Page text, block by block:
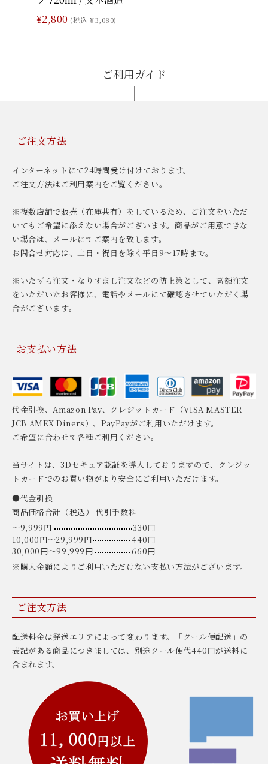
¥2,800 (税込 ¥3,080)
ご利用ガイド
ご注文方法
インターネットにて24時間受け付けております。
ご注文方法はご利用案内をご覧ください。
※複数店舗で販売（在庫共有）をしているため、ご注文をいただ
いてもご希望に添えない場合がございます。商品がご用意できな
い場合は、メールにてご案内を致します。
お問合せ対応は、土日・祝日を除く平日9〜17時まで。
※いたずら注文・なりすまし注文などの防止策として、高額注文
をいただいたお客様に、電話やメールにて確認させていただく場
合がございます。
お支払い方法
代金引換、Amazon Pay、クレジットカード（VISA MASTER
JCB AMEX Diners）、PayPayがご利用いただけます。
ご希望に合わせて各種ご利用ください。
当サイトは、3Dセキュア認証を導入しておりますので、クレジッ
トカードでのお買い物がより安全にご利用いただけます。
●代金引換
商品価格合計（税込） 代引手数料
〜9,999円
330円
10,000円〜29,999円
440円
30,000円〜99,999円
660円
※購入金額によりご利用いただけない支払い方法がございます。
ご注文方法
配送料金は発送エリアによって変わります。「クール便配送」の
表記がある商品につきましては、別途クール便代440円が送料に
含まれます。